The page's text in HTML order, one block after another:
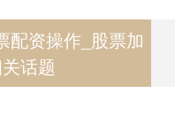
配资操作_股票加
话题